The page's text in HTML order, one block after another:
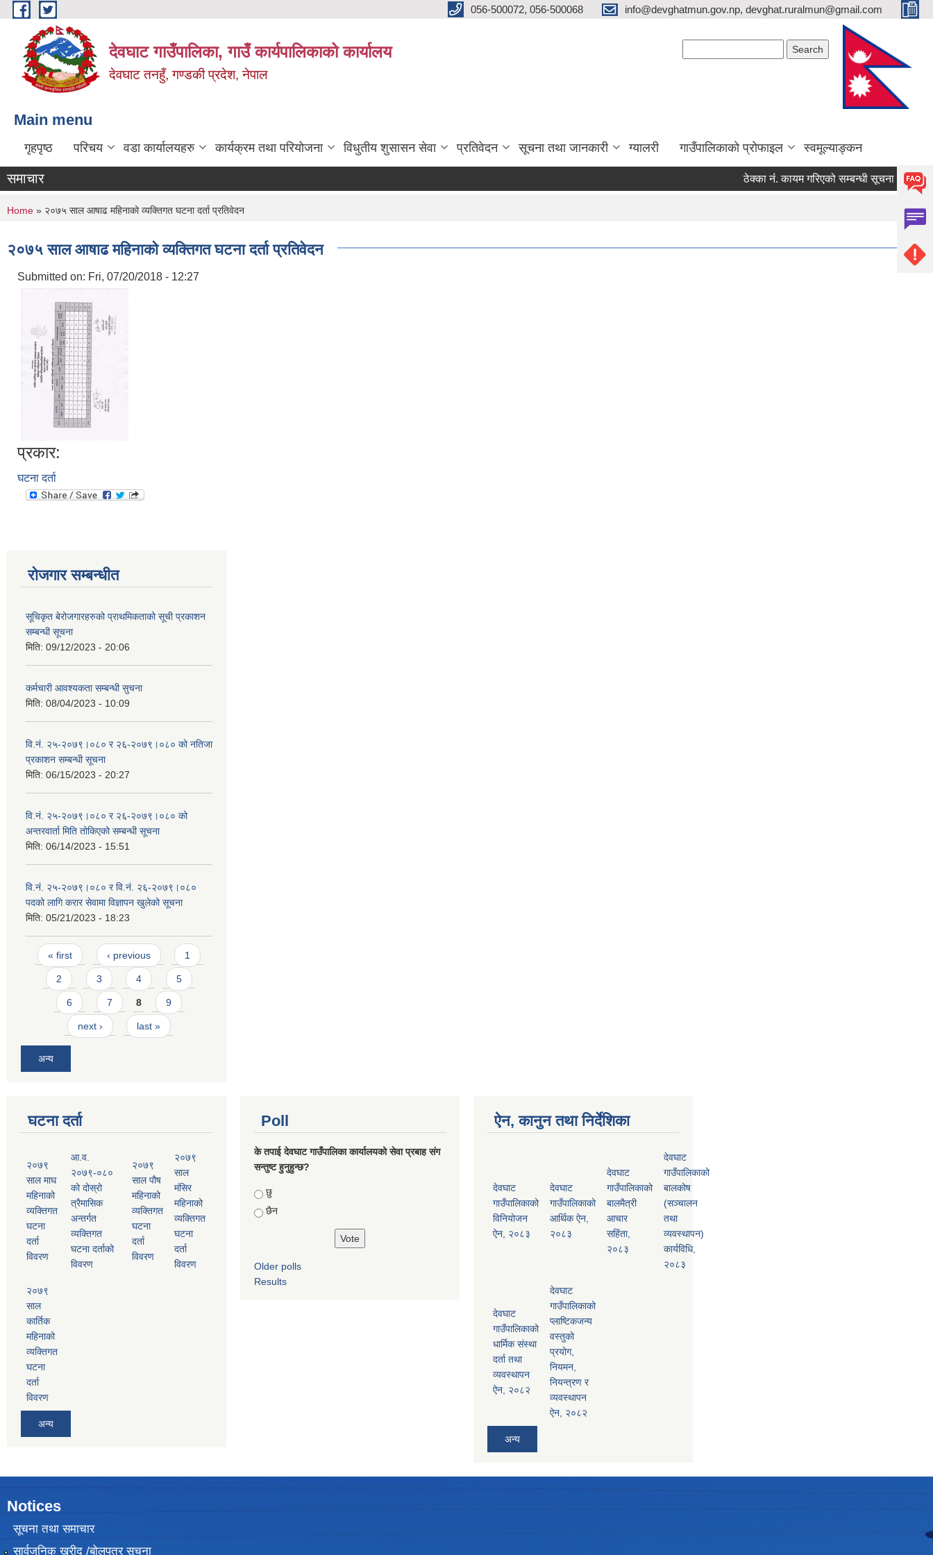
Skip to main content 056-500072, 056-500068 info@devghatmun.gov.np, devghat.ruralmun@gmail.com
देवघाट गाउँपालिका, गाउँ कार्यपालिकाको कार्यालय
देवघाट तनहुँ, गण्डकी प्रदेश, नेपाल
Main menu
गृहपृष्ठ परिचय वडा कार्यालयहरु कार्यक्रम तथा परियोजना विधुतीय शुसासन सेवा प्रतिवेदन सूचना तथा जानकारी ग्यालरी गाउँपालिकाको प्रोफाइल स्वमूल्याङ्कन
समाचार ठेक्का नंं. कायम गरिएको सम्बन्धी सूचना ! जिल्ला
You are here
Home » २०७५ साल आषाढ महिनाको व्यक्तिगत घटना दर्ता प्रतिवेदन
२०७५ साल आषाढ महिनाको व्यक्तिगत घटना दर्ता प्रतिवेदन
Submitted on: Fri, 07/20/2018 - 12:27
प्रकार:
घटना दर्ता
रोजगार सम्बन्धीत
सूचिकृत बेरोजगारहरुको प्राथमिकताको सूची प्रकाशन
सम्बन्धी सूचना
मिति: 09/12/2023 - 20:06
कर्मचारी आवश्यकता सम्बन्धी सुचना
मिति: 08/04/2023 - 10:09
वि.नं. २५-२०७९।०८० र २६-२०७९।०८० को नतिजा
प्रकाशन सम्बन्धी सूचना
मिति: 06/15/2023 - 20:27
वि.नं. २५-२०७९।०८० र २६-२०७९।०८० को
अन्तरवार्ता मिति तोकिएको सम्बन्धी सूचना
मिति: 06/14/2023 - 15:51
वि.नं. २५-२०७९।०८० र वि.नं. २६-२०७९।०८०
पदको लागि करार सेवामा विज्ञापन खुलेको सूचना
मिति: 05/21/2023 - 18:23
Pages
« first ‹ previous 1
2 3 4 5
6 7 8 9
next › last »
अन्य
घटना दर्ता
२०७९
साल माघ
महिनाको
व्यक्तिगत
घटना
दर्ता
विवरण
आ.व.
२०७९-०८०
को दोस्रो
त्रैमासिक
अन्तर्गत
व्यक्तिगत
घटना दर्ताको
विवरण
२०७९
साल पौष
महिनाको
व्यक्तिगत
घटना
दर्ता
विवरण
२०७९
साल
मंसिर
महिनाको
व्यक्तिगत
घटना
दर्ता
विवरण
२०७९
साल
कार्तिक
महिनाको
व्यक्तिगत
घटना
दर्ता
विवरण
अन्य
Poll
के तपाई देवघाट गाउँपालिका कार्यालयको सेवा प्रबाह संग
सन्तुष्ट हुनुहुन्छ?
Choices
छु
छैन
Older polls
Results
ऐन, कानुन तथा निर्देशिका
देवघाट
गाउँपालिकाको
विनियोजन
ऐन, २०८३
देवघाट
गाउँपालिकाको
आर्थिक ऐन,
२०८३
देवघाट
गाउँपालिकाको
बालमैत्री
आचार
सहिंता,
२०८३
देवघाट
गाउँपालिकाको
बालकोष
(सञ्चालन
तथा
व्यवस्थापन)
कार्यविधि,
२०८३
देवघाट
गाउँपालिकाको
धार्मिक संस्था
दर्ता तथा
व्यवस्थापन
ऐन, २०८२
देवघाट
गाउँपालिकाको
प्लाष्टिकजन्य
वस्तुको
प्रयोग,
नियमन,
नियन्त्रण र
व्यवस्थापन
ऐन, २०८२
अन्य
Notices
सूचना तथा समाचार
सार्वजनिक खरीद /बोलपत्र सूचना